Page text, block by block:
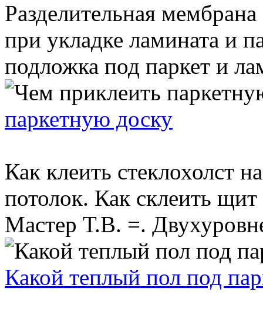
Разделительная
при укладке ламината и
подложка под паркет и
паркетную доску
Как клеить стеклохолст
потолок. Как склеить
Мастер Т.В. =.
Какой теплый пол под